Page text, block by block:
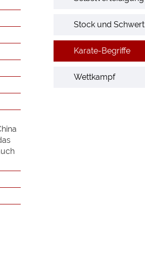
Stock und Schwert
Karate-Begriffe
Wettkampf